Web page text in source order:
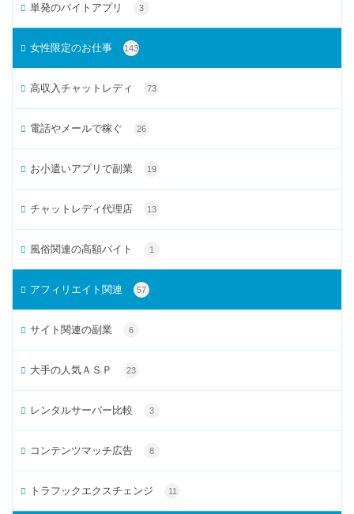
単発のバイトアプリ 3
女性限定のお仕事 143
高収入チャットレディ 73
電話やメールで稼ぐ 26
お小遣いアプリで副業 19
チャットレディ代理店 13
風俗関連の高額バイト 1
アフィリエイト関連 57
サイト関連の副業 6
大手の人気ＡＳＰ 23
レンタルサーバー比較 3
コンテンツマッチ広告 8
トラフックエクスチェンジ 11